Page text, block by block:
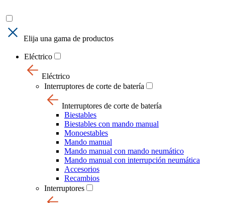
Elija una gama de productos
Eléctrico
Eléctrico
Interruptores de corte de batería
Interruptores de corte de batería
Biestables
Biestables con mando manual
Monoestables
Mando manual
Mando manual con mando neumático
Mando manual con interrupción neumática
Accesorios
Recambios
Interruptores